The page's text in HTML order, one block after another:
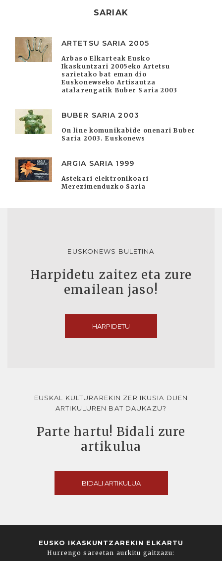
SARIAK
ARTETSU SARIA 2005
Arbaso Elkarteak Eusko
Ikaskuntzari 2005eko Artetsu
sarietako bat eman dio
Euskonewseko Artisautza
atalarengatik Buber Saria 2003
BUBER SARIA 2003
On line komunikabide onenari Buber
Saria 2003. Euskonews
ARGIA SARIA 1999
Astekari elektronikoari
Merezimenduzko Saria
EUSKONEWS BULETINA
Harpidetu zaitez eta zure
emailean jaso!
HARPIDETU
EUSKAL KULTURAREKIN ZER IKUSIA DUEN
ARTIKULUREN BAT DAUKAZU?
Parte hartu! Bidali zure
artikulua
BIDALI ARTIKULUA
EUSKO IKASKUNTZAREKIN ELKARTU
Hurrengo sareetan aurkitu gaitzazu: